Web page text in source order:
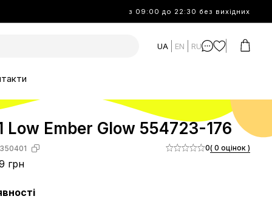
з 09:00 до 22:30 без вихідних
UA EN RU
Low Ember Glow 554723-176
грн
0( 0 оцінок )